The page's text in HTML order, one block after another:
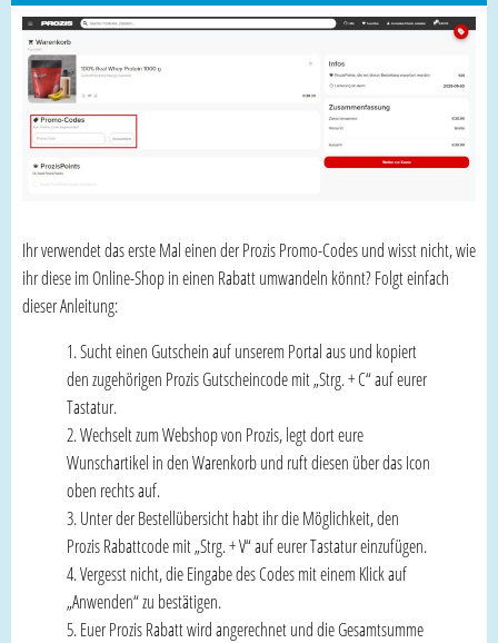
Ihr verwendet das erste Mal einen der Prozis Promo-Codes und wisst nicht, wie
ihr diese im Online-Shop in einen Rabatt umwandeln könnt? Folgt einfach
dieser Anleitung:
Sucht einen Gutschein auf unserem Portal aus und kopiert
den zugehörigen Prozis Gutscheincode mit „Strg. + C“ auf eurer
Tastatur.
Wechselt zum Webshop von Prozis, legt dort eure
Wunschartikel in den Warenkorb und ruft diesen über das Icon
oben rechts auf.
Unter der Bestellübersicht habt ihr die Möglichkeit, den
Prozis Rabattcode mit „Strg. + V“ auf eurer Tastatur einzufügen.
Vergesst nicht, die Eingabe des Codes mit einem Klick auf
„Anwenden“ zu bestätigen.
Euer Prozis Rabatt wird angerechnet und die Gesamtsumme